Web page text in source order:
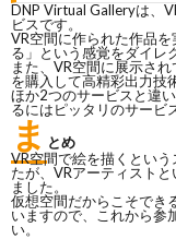
DNP Virtual Galleryは、
ビスです。
VR空間に作られた作品
る」という感覚をダイレ
また、VR空間に展示さ
を購入して高精彩出力技
ほか2つのサービスと違
るにはピッタリのサービ
ま とめ
VR空間で絵を描くとい
たが、VRアーティスト
ました。
仮想空間だからこそでき
いますので、これから参
い。